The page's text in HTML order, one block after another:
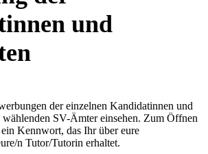
und
der einzelnen Kandidatinnen und
SV-Ämter einsehen. Zum Öffnen
Kennwort, das Ihr über eure
n Tutor/Tutorin erhaltet.